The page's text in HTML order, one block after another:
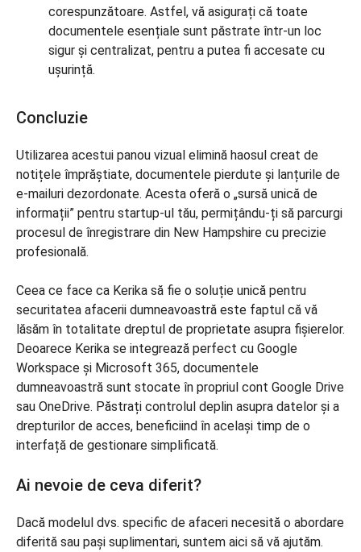
corespunzătoare. Astfel, vă asigurați că toate
documentele esențiale sunt păstrate într-un loc
sigur și centralizat, pentru a putea fi accesate cu
ușurință.
Concluzie
Utilizarea acestui panou vizual elimină haosul creat de
notițele împrăștiate, documentele pierdute și lanțurile de
e-mailuri dezordonate. Acesta oferă o „sursă unică de
informații” pentru startup-ul tău, permițându-ți să parcurgi
procesul de înregistrare din New Hampshire cu precizie
profesională.
Ceea ce face ca Kerika să fie o soluție unică pentru
securitatea afacerii dumneavoastră este faptul că vă
lăsăm în totalitate dreptul de proprietate asupra fișierelor.
Deoarece Kerika se integrează perfect cu Google
Workspace și Microsoft 365, documentele
dumneavoastră sunt stocate în propriul cont Google Drive
sau OneDrive. Păstrați controlul deplin asupra datelor și a
drepturilor de acces, beneficiind în același timp de o
interfață de gestionare simplificată.
Ai nevoie de ceva diferit?
Dacă modelul dvs. specific de afaceri necesită o abordare
diferită sau pași suplimentari, suntem aici să vă ajutăm.